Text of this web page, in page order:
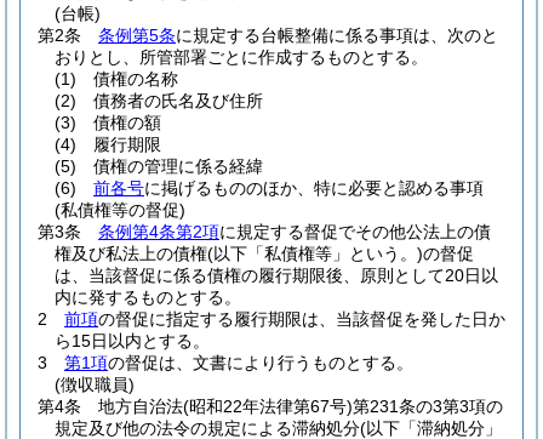
(台帳)
第2条
条例第5条に規定する台帳整備に係る事項は、次のと
おりとし、所管部署ごとに作成するものとする。
(1)
債権の名称
(2)
債務者の氏名及び住所
(3)
債権の額
(4)
履行期限
(5)
債権の管理に係る経緯
(6)
前各号に掲げるもののほか、特に必要と認める事項
(私債権等の督促)
第3条
条例第4条第2項に規定する督促でその他公法上の債
権及び私法上の債権(以下「私債権等」という。)の督促
は、当該督促に係る債権の履行期限後、原則として20日以
内に発するものとする。
2
前項の督促に指定する履行期限は、当該督促を発した日か
ら15日以内とする。
3
第1項の督促は、文書により行うものとする。
(徴収職員)
第4条
地方自治法(昭和22年法律第67号)第231条の3第3項の
規定及び他の法令の規定による滞納処分(以下「滞納処分」